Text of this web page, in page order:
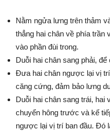
Nằm ngửa lưng trên thảm
thẳng hai chân về phía trần
vào phần đùi trong.
Duỗi hai chân sang phải,
Đưa hai chân ngược lại vị
căng cứng, đảm bảo lưng
Duỗi hai chân sang trái, hai
chuyển hông trước và kế
ngược lại vị trí ban đầu. Đó